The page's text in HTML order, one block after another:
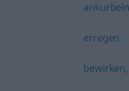
ankurbeln
erregen
bewirken